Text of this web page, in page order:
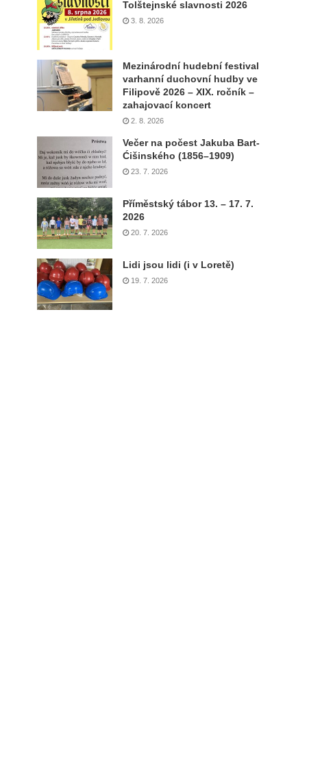
Tolštejnské slavnosti 2026
3. 8. 2026
Mezinárodní hudební festival
varhanní duchovní hudby ve
Filipově 2026 – XIX. ročník –
zahajovací koncert
2. 8. 2026
Večer na počest Jakuba Bart-
Ćišinského (1856–1909)
23. 7. 2026
Příměstský tábor 13. – 17. 7.
2026
20. 7. 2026
Lidi jsou lidi (i v Loretě)
19. 7. 2026